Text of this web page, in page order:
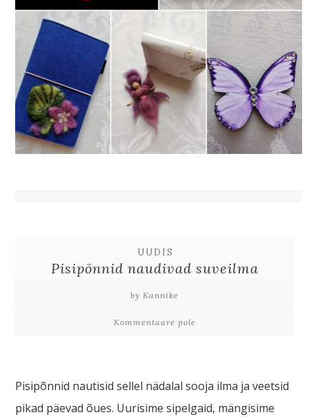
UUDIS
Pisipõnnid naudivad suveilma
by Kannike
Kommentaare pole
Pisipõnnid nautisid sellel nädalal sooja ilma ja veetsid
pikad päevad õues. Uurisime sipelgaid, mängisime